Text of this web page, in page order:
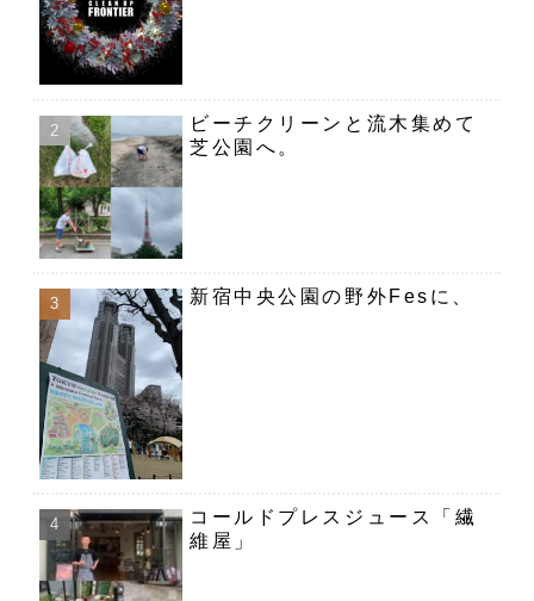
ビーチクリーンと流木集めて
芝公園へ。
新宿中央公園の野外Fesに、
コールドプレスジュース「繊
維屋」